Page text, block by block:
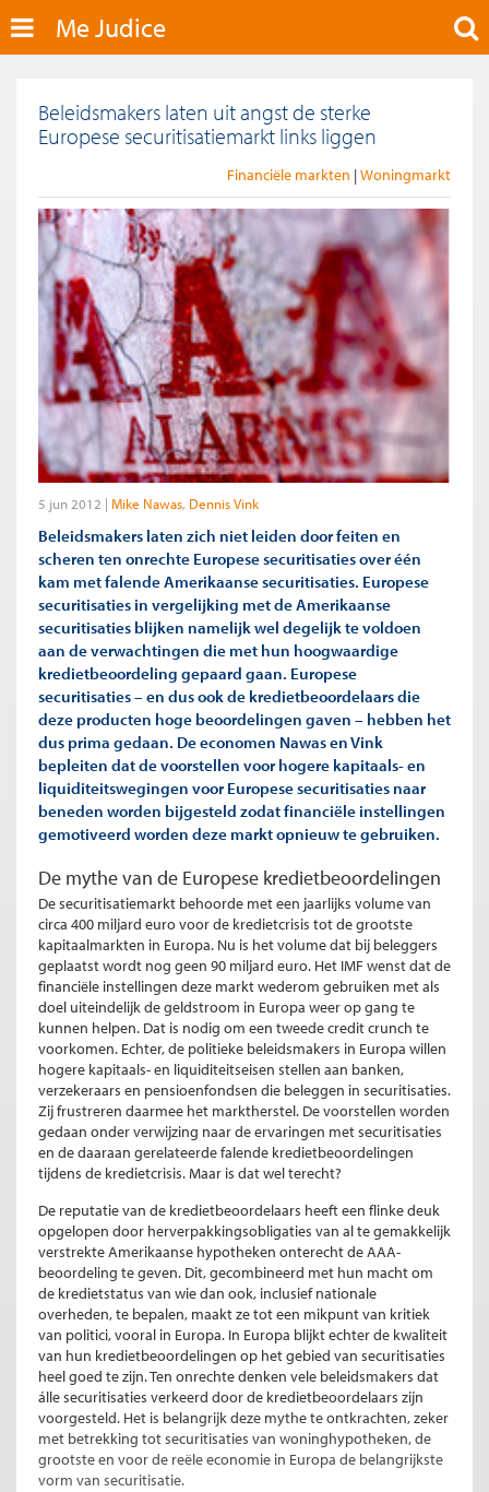
Me Judice
Beleidsmakers laten uit angst de sterke
Europese securitisatiemarkt links liggen
Financiële markten Woningmarkt
5 jun 2012 Mike Nawas Dennis Vink
Beleidsmakers laten zich niet leiden door feiten en
scheren ten onrechte Europese securitisaties over één
kam met falende Amerikaanse securitisaties. Europese
securitisaties in vergelijking met de Amerikaanse
securitisaties blijken namelijk wel degelijk te voldoen
aan de verwachtingen die met hun hoogwaardige
kredietbeoordeling gepaard gaan. Europese
securitisaties – en dus ook de kredietbeoordelaars die
deze producten hoge beoordelingen gaven – hebben het
dus prima gedaan. De economen Nawas en Vink
bepleiten dat de voorstellen voor hogere kapitaals- en
liquiditeitswegingen voor Europese securitisaties naar
beneden worden bijgesteld zodat financiële instellingen
gemotiveerd worden deze markt opnieuw te gebruiken.
De mythe van de Europese kredietbeoordelingen
De securitisatiemarkt behoorde met een jaarlijks volume van
circa 400 miljard euro voor de kredietcrisis tot de grootste
kapitaalmarkten in Europa. Nu is het volume dat bij beleggers
geplaatst wordt nog geen 90 miljard euro. Het IMF wenst dat de
financiële instellingen deze markt wederom gebruiken met als
doel uiteindelijk de geldstroom in Europa weer op gang te
kunnen helpen. Dat is nodig om een tweede credit crunch te
voorkomen. Echter, de politieke beleidsmakers in Europa willen
hogere kapitaals- en liquiditeitseisen stellen aan banken,
verzekeraars en pensioenfondsen die beleggen in securitisaties.
Zij frustreren daarmee het marktherstel. De voorstellen worden
gedaan onder verwijzing naar de ervaringen met securitisaties
en de daaraan gerelateerde falende kredietbeoordelingen
tijdens de kredietcrisis. Maar is dat wel terecht?
De reputatie van de kredietbeoordelaars heeft een flinke deuk
opgelopen door herverpakkingsobligaties van al te gemakkelijk
verstrekte Amerikaanse hypotheken onterecht de AAA-
beoordeling te geven. Dit, gecombineerd met hun macht om
de kredietstatus van wie dan ook, inclusief nationale
overheden, te bepalen, maakt ze tot een mikpunt van kritiek
van politici, vooral in Europa. In Europa blijkt echter de kwaliteit
van hun kredietbeoordelingen op het gebied van securitisaties
heel goed te zijn. Ten onrechte denken vele beleidsmakers dat
álle securitisaties verkeerd door de kredietbeoordelaars zijn
voorgesteld. Het is belangrijk deze mythe te ontkrachten, zeker
met betrekking tot securitisaties van woninghypotheken, de
grootste en voor de reële economie in Europa de belangrijkste
vorm van securitisatie.